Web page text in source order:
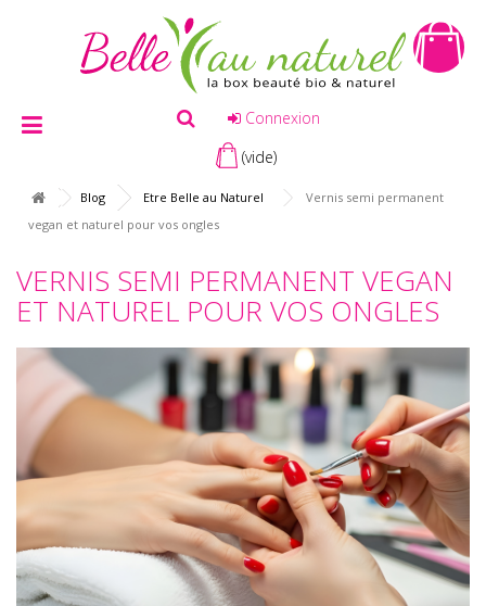
Connexion
(vide)
Blog Etre Belle au Naturel
Vernis semi permanent
vegan et naturel pour vos ongles
VERNIS SEMI PERMANENT VEGAN
ET NATUREL POUR VOS ONGLES